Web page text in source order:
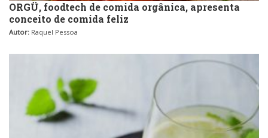
ORGÜ, foodtech de comida orgânica, apresenta
conceito de comida feliz
Autor: Raquel Pessoa